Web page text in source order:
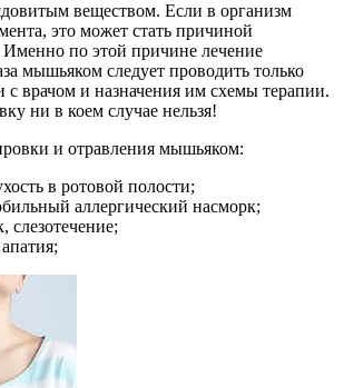
веществом. Если в организм
это может стать причиной
Именно по этой причине лечение
мышьяком следует проводить только
с врачом и назначения им схемы терапии.
ни в коем случае нельзя!
и отравления мышьяком:
в ротовой полости;
аллергический насморк;
слезотечение;